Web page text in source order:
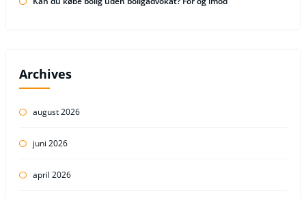
Archives
august 2026
juni 2026
april 2026